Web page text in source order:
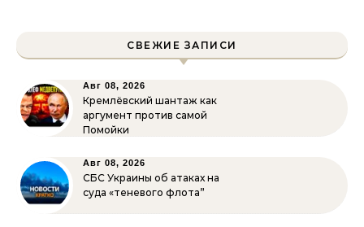
СВЕЖИЕ ЗАПИСИ
Авг 08, 2026
Кремлёвский шантаж как
аргумент против самой
Помойки
Авг 08, 2026
СБС Украины об атаках на
суда «теневого флота”